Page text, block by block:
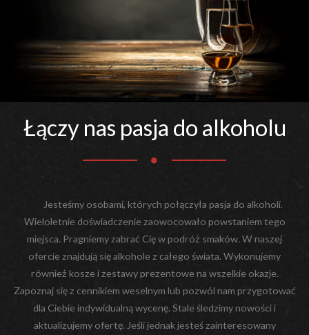
Łączy nas pasja do alkoholu
Jesteśmy osobami, których połączyła pasja do alkoholi.
Wieloletnie doświadczenie zaowocowało powstaniem tego
miejsca. Pragniemy zabrać Cię w podróż smaków. W naszej
ofercie znajdują się alkohole z całego świata. Wykonujemy
również kosze i zestawy prezentowe na wszelkie okazje.
Zapoznaj się z cennikiem weselnym lub pozwól nam przygotować
dla Ciebie indywidualną wycenę. Stale śledzimy nowości i
aktualizujemy ofertę. Jeśli jednak jesteś zainteresowany